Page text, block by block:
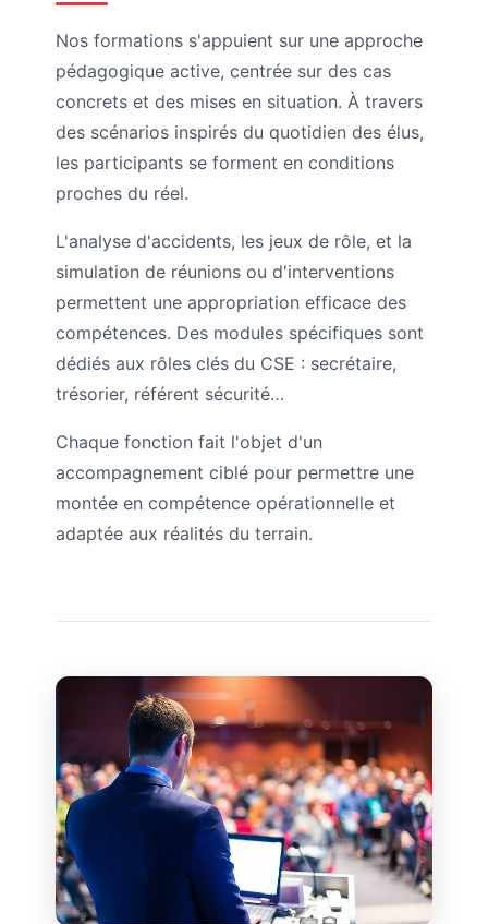
Nos formations s'appuient sur une approche
pédagogique active, centrée sur des cas
concrets et des mises en situation. À travers
des scénarios inspirés du quotidien des élus,
les participants se forment en conditions
proches du réel.
L'analyse d'accidents, les jeux de rôle, et la
simulation de réunions ou d'interventions
permettent une appropriation efficace des
compétences. Des modules spécifiques sont
dédiés aux rôles clés du CSE : secrétaire,
trésorier, référent sécurité…
Chaque fonction fait l'objet d'un
accompagnement ciblé pour permettre une
montée en compétence opérationnelle et
adaptée aux réalités du terrain.